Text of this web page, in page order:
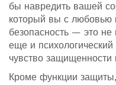
бы навредить вашей
который вы с любовью
безопасность — это не
еще и
чувство защищенности
Кроме функции